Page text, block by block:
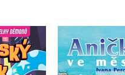
Anička
Ivana